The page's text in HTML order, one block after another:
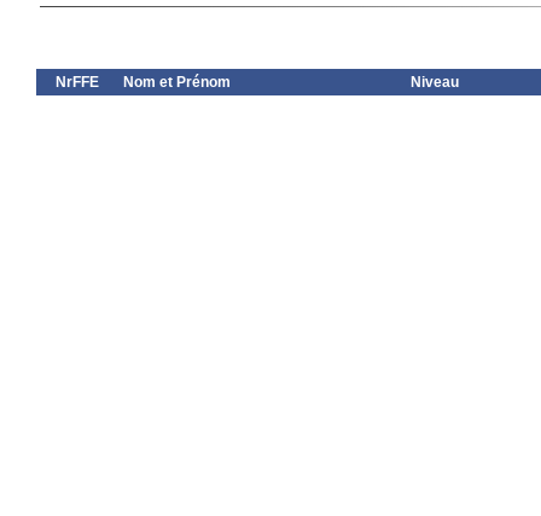
NrFFE Nom et Prénom Niveau